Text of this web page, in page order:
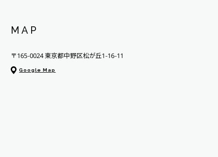
MAP
〒165-0024 東京都中野区松が丘1-16-11
Google Map